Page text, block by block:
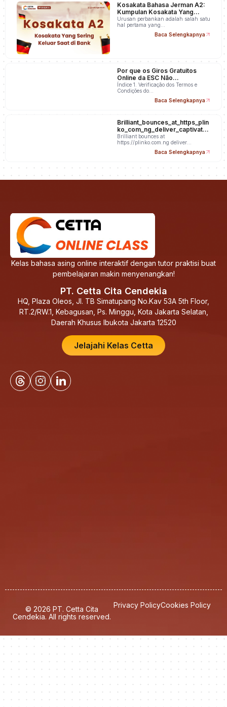
Kosakata Bahasa Jerman A2:
Kumpulan Kosakata Yang
Sering Keluar Saat di Bank
Urusan perbankan adalah salah satu
hal pertama yang…
Baca Selengkapnya
Por que os Giros Gratuitos
Online da ESC Não
Apareceram na Minha Conta
Índice 1. Verificação dos Termos e
Condições do…
Baca Selengkapnya
Brilliant_bounces_at_https_plin
ko_com_ng_deliver_captivatin
g_wins_and_unpredicta
Brilliant bounces at
https://plinko.com.ng deliver
Baca Selengkapnya
Kelas bahasa asing online interaktif dengan tutor praktisi buat
pembelajaran makin menyenangkan!
PT. Cetta Cita Cendekia
HQ, Plaza Oleos, Jl. TB Simatupang No.Kav 53A 5th Floor,
RT.2/RW.1, Kebagusan, Ps. Minggu, Kota Jakarta Selatan,
Daerah Khusus Ibukota Jakarta 12520
Jelajahi Kelas Cetta
© 2026 PT. Cetta Cita
Cendekia. All rights reserved.
Privacy PolicyCookies Policy